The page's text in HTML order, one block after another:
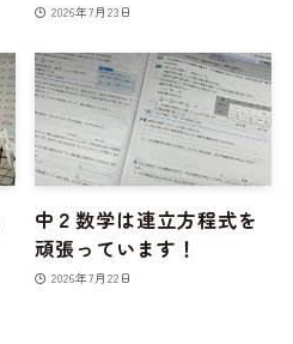
2026年7月23日
中２数学は連立方程式を
頑張っています！
2026年7月22日